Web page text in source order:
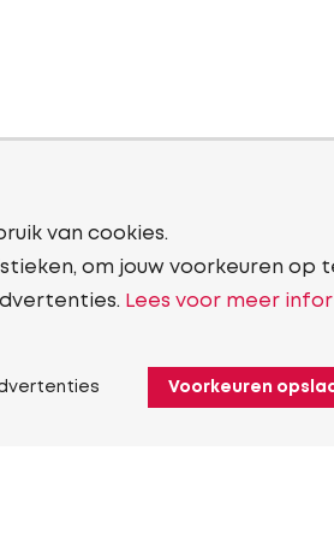
van cookies.
om jouw voorkeuren op
Lees voor meer
Voorkeuren